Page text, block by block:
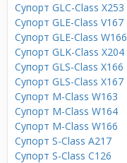
Супорт GLC-Class X253
Супорт GLE-Class V167
Супорт GLE-Class W166
Супорт GLK-Class X204
Супорт GLS-Class X166
Супорт GLS-Class X167
Супорт M-Class W163
Супорт M-Class W164
Супорт M-Class W166
Супорт S-Class A217
Супорт S-Class C126